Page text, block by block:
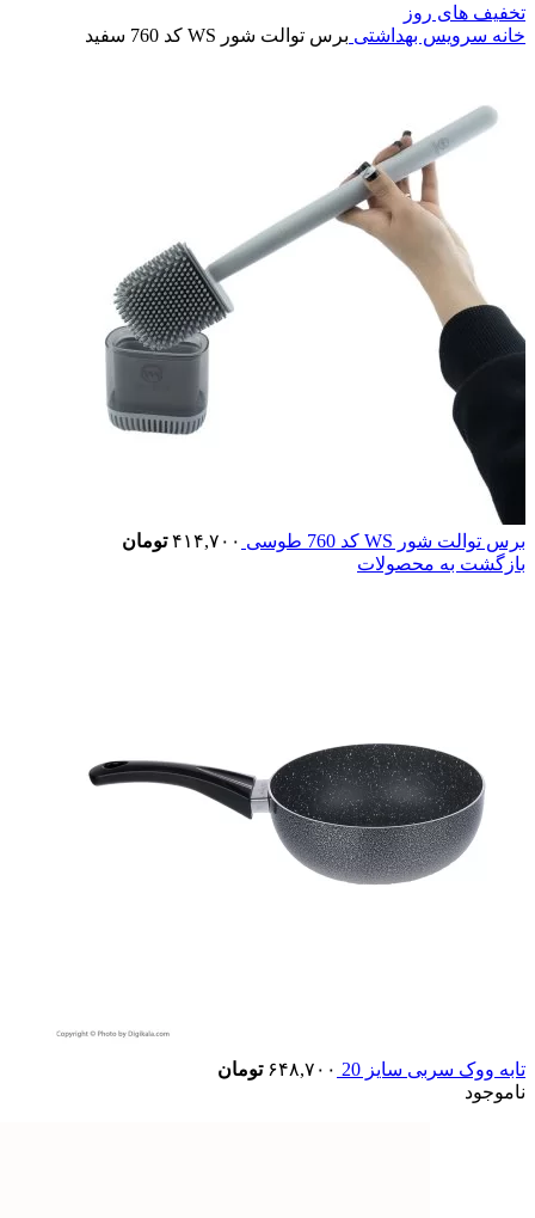
تخفیف های روز
خانه سرویس بهداشتی برس توالت شور WS کد 760 سفید
برس توالت شور WS کد 760 طوسی ۴۱۴,۷۰۰ تومان
بازگشت به محصولات
تابه ووک سربی سایز 20 ۶۴۸,۷۰۰ تومان
ناموجود